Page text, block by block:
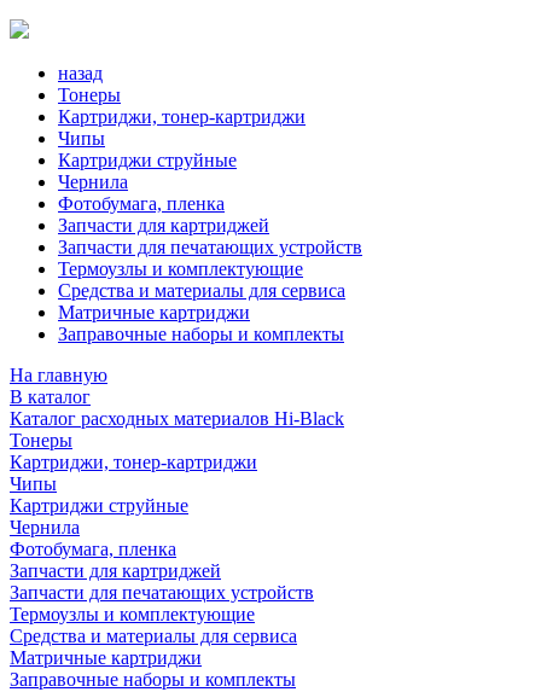
назад
Тонеры
Картриджи, тонер-картриджи
Чипы
Картриджи струйные
Чернила
Фотобумага, пленка
Запчасти для картриджей
Запчасти для печатающих устройств
Термоузлы и комплектующие
Средства и материалы для сервиса
Матричные картриджи
Заправочные наборы и комплекты
На главную
В каталог
Каталог расходных материалов Hi-Black
Тонеры
Картриджи, тонер-картриджи
Чипы
Картриджи струйные
Чернила
Фотобумага, пленка
Запчасти для картриджей
Запчасти для печатающих устройств
Термоузлы и комплектующие
Средства и материалы для сервиса
Матричные картриджи
Заправочные наборы и комплекты